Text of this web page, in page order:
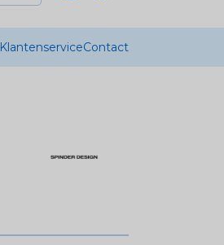
KlantenserviceContact